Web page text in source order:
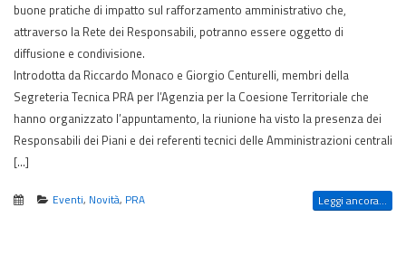
buone pratiche di impatto sul rafforzamento amministrativo che,
attraverso la Rete dei Responsabili, potranno essere oggetto di
diffusione e condivisione.
Introdotta da Riccardo Monaco e Giorgio Centurelli, membri della
Segreteria Tecnica PRA per l’Agenzia per la Coesione Territoriale che
hanno organizzato l’appuntamento, la riunione ha visto la presenza dei
Responsabili dei Piani e dei referenti tecnici delle Amministrazioni centrali
[…]
Eventi, Novità, PRA Leggi ancora...